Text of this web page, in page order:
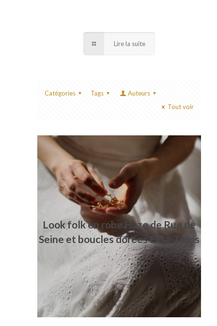
Lire la suite
Catégories Tags
Auteurs
Tout voir
Look folk en robe Haze de Rue de
Seine et boucles dorées Elise Tsikis